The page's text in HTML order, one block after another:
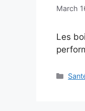
March
Les